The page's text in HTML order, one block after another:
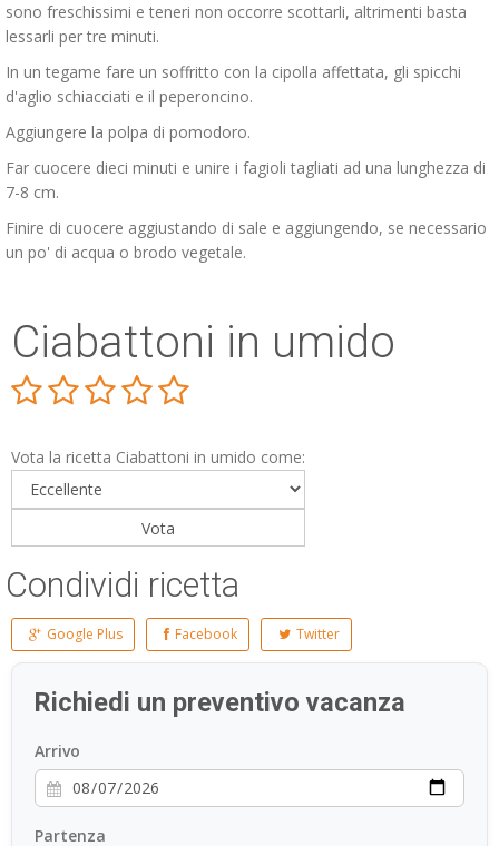
sono freschissimi e teneri non occorre scottarli, altrimenti basta
lessarli per tre minuti.
In un tegame fare un soffritto con la cipolla affettata, gli spicchi
d'aglio schiacciati e il peperoncino.
Aggiungere la polpa di pomodoro.
Far cuocere dieci minuti e unire i fagioli tagliati ad una lunghezza di
7-8 cm.
Finire di cuocere aggiustando di sale e aggiungendo, se necessario
un po' di acqua o brodo vegetale.
Ciabattoni in umido
Vota la ricetta Ciabattoni in umido come:
Condividi ricetta
Google Plus Facebook Twitter
Richiedi un preventivo vacanza
Arrivo
Partenza